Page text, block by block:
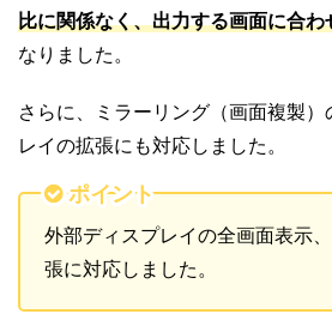
比に関係なく、出力する画面に合わ
なりました。
さらに、ミラーリング（画面複製
レイの拡張にも対応しました。
ポイント
外部ディスプレイの全画面表示
張に対応しました。